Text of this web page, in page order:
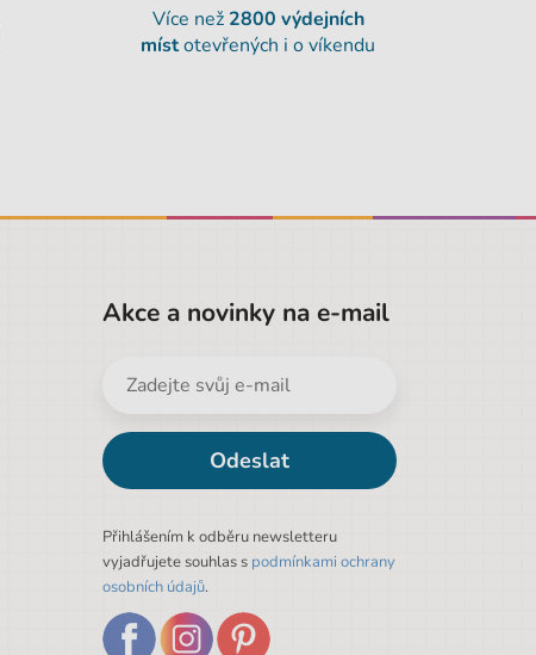
Více než 2800 výdejních
místotevřených i o víkendu
Akce a novinky na e-mail
Odeslat
Přihlášením k odběru newsletteru
vyjadřujete souhlas s podmínkami ochrany
osobních údajů.